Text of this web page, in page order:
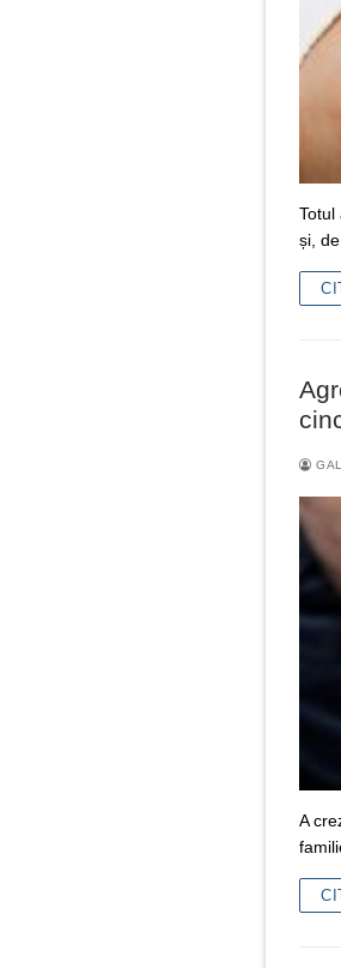
Totul
și,
A